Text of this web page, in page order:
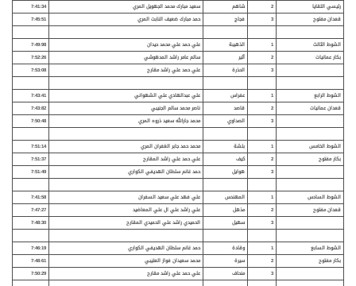
رئيسي اللقايا
2 شاهم سعيد مبارك محمد الجهويل المري
7:41:34
قعدان مفتوح
3 فجاج حمد مبارك ضعيف النابت المري 7:45:51
الشوط الثالث 1 الذهيبة علي حمد علي محمد حيدان
7:49:98
بكار عمانيات
2 أثير سالم عامر راشد المدهوشي
7:52:26
3
الحذرة علي حمد علي راشد مقارح 7:53:08
الشوط الرابع 1 عفراس علي عبدالهادي علي الشهواني
7:43:41
قعدان عمانيات
2 قاصد ناصر محمد سالم الجنيبي
7:43:82
3
الصداوي محمد جارالله سعيد ذروه المري 7:50:48
الشوط الخامس 1 بلشة محمد حمد جابر الغفران المري
7:51:14
بكار مفتوح
2 كيف علي حمد علي راشد المقارح
7:51:37
3
هوايل حمد غانم سلطان الهديفي الكواري 7:51:49
الشوط السادس 1 المهندس علي فهد علي سعيد السفران
7:41:58
قعدانمفتوح 2 مذهل علي راشد علي ال علي المعاضيد
7:47:27
3
سهيل الحميدي راشد علي الحميدي المقارح 7:48:30
الشوط السابع 1 وقادة حمد غانم سلطان الهديفي الكواري
7:46:19
بكار مفتوح
2 سيرة محمد سعيدان فواز العتيبي
7:48:61
3
منحاف علي حمد علي راشد مقارح 7:50:29